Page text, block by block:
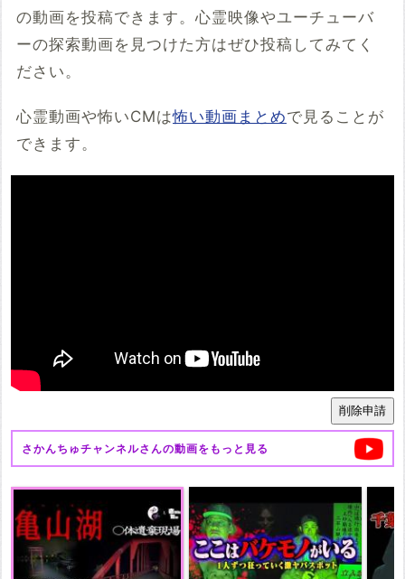
の動画を投稿できます。心霊映像やユーチューバ
ーの探索動画を見つけた方はぜひ投稿してみてく
ださい。
心霊動画や怖いCMは怖い動画まとめで見ることが
できます。
さかんちゅチャンネルさんの動画をもっと見る